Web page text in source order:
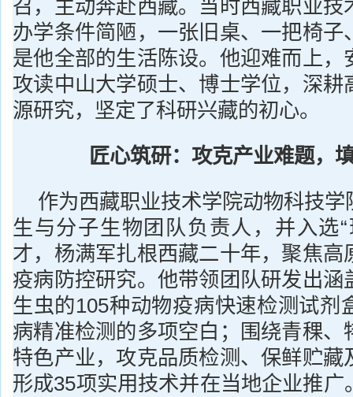
召，主动奔赴西藏。当时西藏职业技
办学条件简陋，一张旧桌、一把椅子
是他全部的生活陈设。他迎难而上，
攻读中山大学硕士、博士学位，深耕
源研究，坚定了科研兴藏的初心。
匠心筑研：攻克产业难题，
作为西藏职业技术学院动物科技
生与分子生物团队负责人，并入选
才，杨满军扎根西藏二十年，聚焦高
疫病防控研究。他带领团队研发出涵
生虫的105种动物疫病快速检测试剂
病精准检测的多项空白；围绕青稞、
特色产业，攻克品质检测、保鲜贮藏
形成35项实用技术并在当地企业推广